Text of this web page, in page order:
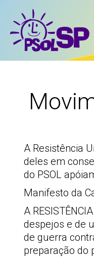
A Resistência
deles em
do PSOL
Manifesto da
A
despejos e de
de guerra
preparação do